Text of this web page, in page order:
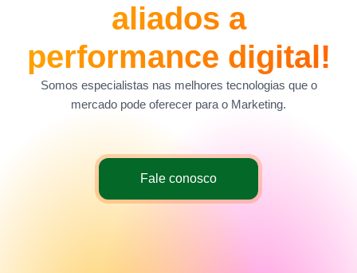
aliados a
performance digital!
Somos especialistas nas melhores tecnologias que o
mercado pode oferecer para o Marketing.
Fale conosco